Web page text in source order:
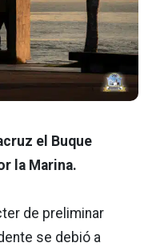
el Buque
la Marina.
de preliminar
se debió a